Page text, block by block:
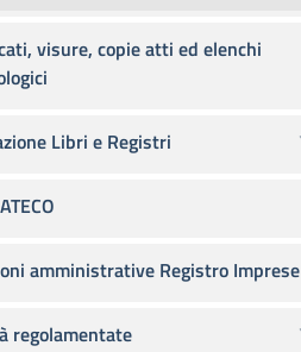
visure, copie atti ed elenchi
Libri e Registri
amministrative Registro Imprese
regolamentate